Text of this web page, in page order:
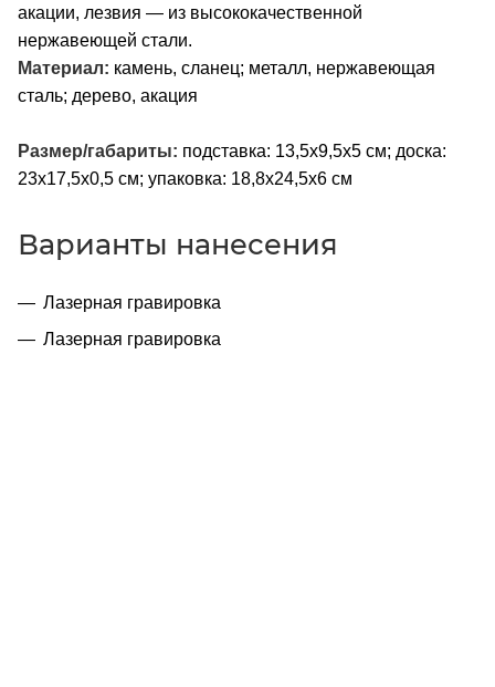
акации, лезвия — из высококачественной
нержавеющей стали.
Материал: камень, сланец; металл, нержавеющая
сталь; дерево, акация
Размер/габариты: подставка: 13,5х9,5х5 см; доска:
23х17,5х0,5 см; упаковка: 18,8х24,5х6 см
Варианты нанесения
Лазерная гравировка
Лазерная гравировка